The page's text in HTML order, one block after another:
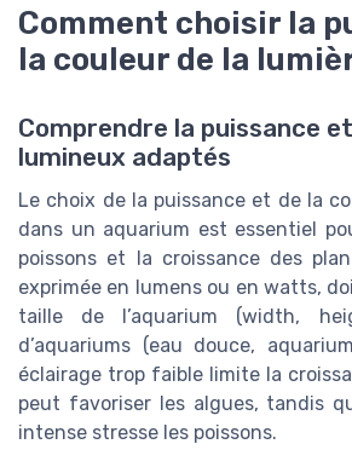
Comment choisir la
la couleur de la
Comprendre la puissance
lumineux adaptés
Le choix de la puissance et de la
dans un aquarium est essentiel
poissons et la croissance des
exprimée en lumens ou en watts,
taille de l’aquarium (width,
d’aquariums (eau douce,
éclairage trop faible limite la
peut favoriser les algues, tandis
intense stresse les poissons.